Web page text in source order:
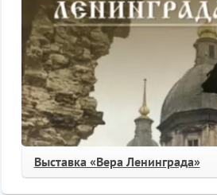
Выставка «Вера Ленинграда»